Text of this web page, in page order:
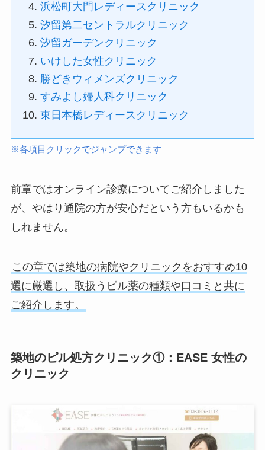
浜松町大門レディースクリニック
汐留第二セントラルクリニック
汐留ガーデンクリニック
いけした女性クリニック
勝どきウィメンズクリニック
すみよし婦人科クリニック
東日本橋レディースクリニック
※各項目クリックでジャンプできます
前章ではオンライン診療についてご紹介しました
が、やはり通院の方が安心だという方もいるかも
しれません。
この章では築地の病院やクリニックをおすすめ10
選に厳選し、取扱うピル薬の種類や口コミと共に
ご紹介します。
築地のピル処方クリニック①：EASE 女性の
クリニック